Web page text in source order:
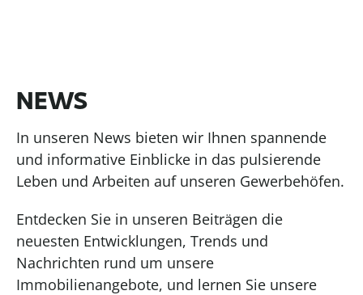
NEWS
In unseren News bieten wir Ihnen spannende
und informative Einblicke in das pulsierende
Leben und Arbeiten auf unseren Gewerbehöfen.
Entdecken Sie in unseren Beiträgen die
neuesten Entwicklungen, Trends und
Nachrichten rund um unsere
Immobilienangebote, und lernen Sie unsere